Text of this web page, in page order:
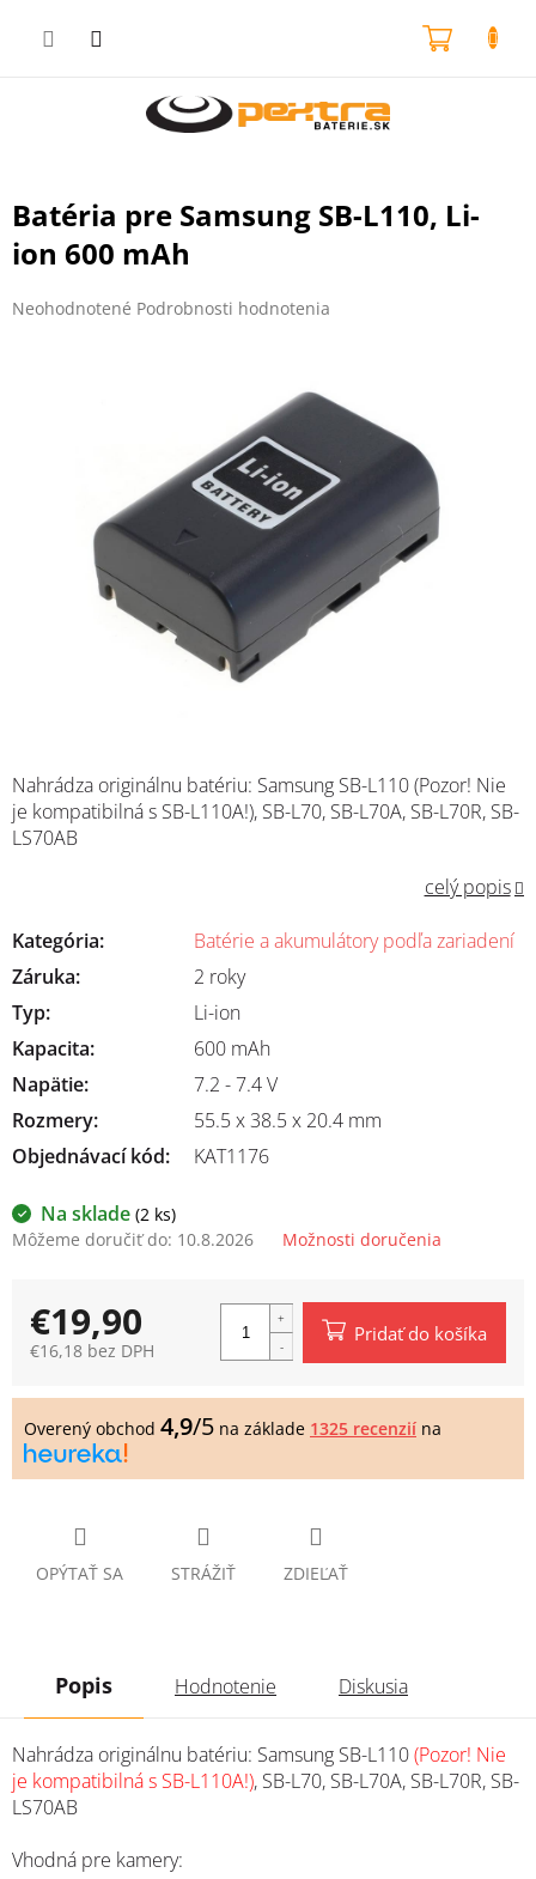
Batéria pre Samsung SB-L110, Li-
ion 600 mAh
Priemerné
Neohodnotené Podrobnosti hodnotenia
Na sklade (2 ks)
Môžeme doručiť do: 10.8.2026 Možnosti doručenia
Nahrádza originálnu batériu: Samsung SB-L110 (Pozor! Nie
je kompatibilná s SB-L110A!), SB-L70, SB-L70A, SB-L70R, SB-
LS70AB
celý popis
OPÝTAŤ SA STRÁŽIŤ ZDIEĽAŤ
Kategória:
Batérie a akumulátory podľa zariadení
Záruka:
2 roky
Typ:
Li-ion
Kapacita:
600 mAh
Napätie:
7.2 - 7.4 V
Rozmery:
55.5 x 38.5 x 20.4 mm
Objednávací kód:
KAT1176
€19,90
€16,18 bez DPH
cena:
Pridať do košíka
Overený obchod 4,9/5 na základe 1325 recenzií na
Popis Hodnotenie Diskusia
Nahrádza originálnu batériu: Samsung SB-L110(Pozor! Nie
je kompatibilná s SB-L110A!), SB-L70, SB-L70A, SB-L70R, SB-
LS70AB
Vhodná pre kamery: